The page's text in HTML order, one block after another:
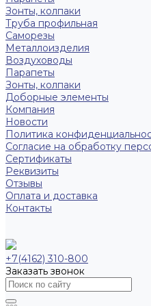
Зонты, колпаки
Труба профильная
Саморезы
Металлоизделия
Воздуховоды
Парапеты
Зонты, колпаки
Доборные элементы
Компания
Новости
Политика
Согласие на обработку
Сертификаты
Реквизиты
Отзывы
Оплата и доставка
Контакты
+7(4162) 310-800
Заказать звонок